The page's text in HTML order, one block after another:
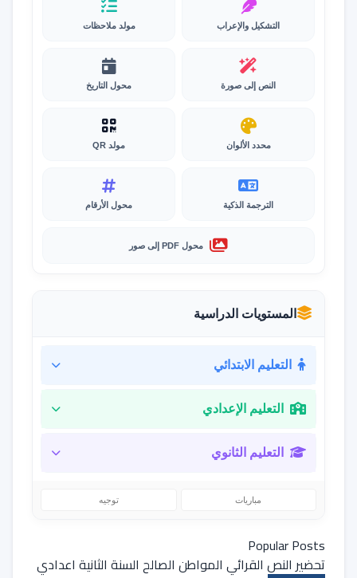
التشكيل والإعراب مولد ملاحظات
النص إلى صورة محول التاريخ
محدد الألوان مولد QR
الترجمة الذكية محول الأرقام
محول PDF إلى صور
المستويات الدراسية
التعليم الابتدائي
التعليم الإعدادي
التعليم الثانوي
مباريات توجيه
Popular Posts
تحضير النص القرائي المواطن الصالح السنة الثانية اعدادي